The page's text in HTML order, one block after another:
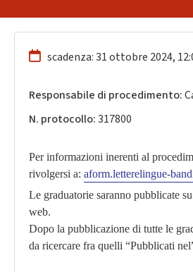
scadenza: 31 ottobre 2024,
Responsabile di procedimento:
N. protocollo:317800
Per informazioni inerenti al
rivolgersi a: aform.letterelingue-
Le graduatorie saranno pubblicate su
web.
Dopo la pubblicazione di tutte le
da ricercare fra quelli “Pubblicati